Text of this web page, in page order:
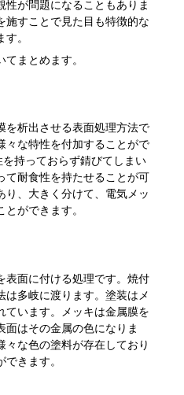
が問題になることもありま
施すことで見た目も特徴的な
。
まとめます。
析出させる表面処理方法で
々な特性を付加することがで
持っておらず錆びてしまい
て耐食性を持たせることが可
り、大きく分けて、電気メッ
ができます。
面に付ける処理です。焼付
は多岐に渡ります。塗装はメ
ています。メッキは金属膜を
面はその金属の色になりま
な色の塗料が存在しており
きます。